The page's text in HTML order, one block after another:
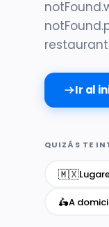
Ir al
QUIZÁS TE
🇲🇽
🛵A